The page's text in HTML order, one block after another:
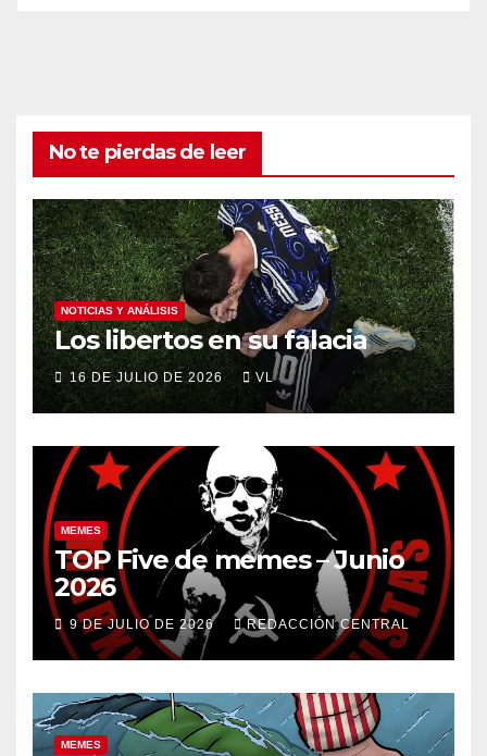
No te pierdas de leer
NOTICIAS Y ANÁLISIS
Los libertos en su falacia
16 DE JULIO DE 2026 VL
MEMES
TOP Five de memes – Junio
2026
9 DE JULIO DE 2026 REDACCIÓN CENTRAL
MEMES